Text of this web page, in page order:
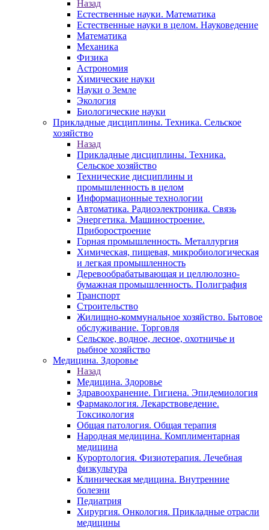
Назад
Естественные науки. Математика
Естественные науки в целом. Науковедение
Математика
Механика
Физика
Астрономия
Химические науки
Науки о Земле
Экология
Биологические науки
Прикладные дисциплины. Техника. Сельское
хозяйство
Назад
Прикладные дисциплины. Техника.
Сельское хозяйство
Технические дисциплины и
промышленность в целом
Информационные технологии
Автоматика. Радиоэлектроника. Связь
Энергетика. Машиностроение.
Приборостроение
Горная промышленность. Металлургия
Химическая, пищевая, микробиологическая
и легкая промышленность
Деревообрабатывающая и целлюлозно-
бумажная промышленность. Полиграфия
Транспорт
Строительство
Жилищно-коммунальное хозяйство. Бытовое
обслуживание. Торговля
Сельское, водное, лесное, охотничье и
рыбное хозяйство
Медицина. Здоровье
Назад
Медицина. Здоровье
Здравоохранение. Гигиена. Эпидемиология
Фармакология. Лекарствоведение.
Токсикология
Общая патология. Общая терапия
Народная медицина. Комплиментарная
медицина
Курортология. Физиотерапия. Лечебная
физкультура
Клиническая медицина. Внутренние
болезни
Педиатрия
Хирургия. Онкология. Прикладные отрасли
медицины